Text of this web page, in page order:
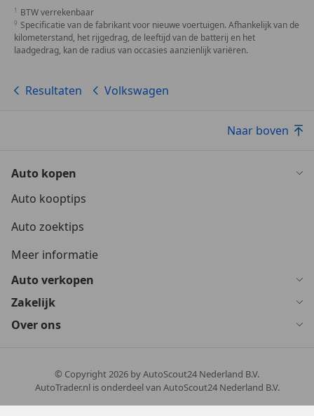
BTW verrekenbaar
Specificatie van de fabrikant voor nieuwe voertuigen. Afhankelijk van de
kilometerstand, het rijgedrag, de leeftijd van de batterij en het
laadgedrag, kan de radius van occasies aanzienlijk variëren.
Resultaten Volkswagen
Naar boven
Auto kopen
Auto kooptips
Auto zoektips
Meer informatie
Auto verkopen
Zakelijk
Over ons
© Copyright2026 by AutoScout24 Nederland B.V.
AutoTrader.nl is onderdeel van AutoScout24 Nederland B.V.